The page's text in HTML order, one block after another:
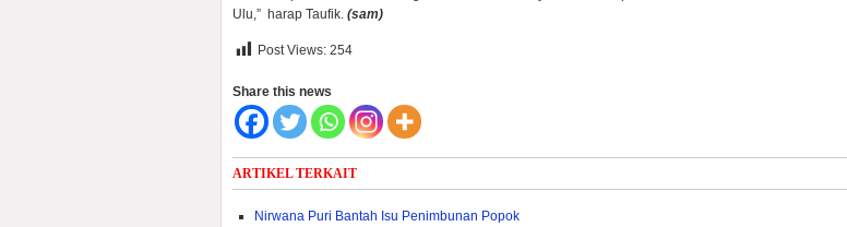
Ulu,” harap Taufik. (sam)
Post Views: 254
Share this news
ARTIKEL TERKAIT
Nirwana Puri Bantah Isu Penimbunan Popok